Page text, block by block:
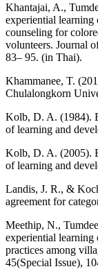
Khantajai, A.,
experiential learning
counseling for
volunteers. Journal
83– 95. (in Thai).
Khammanee, T.
Chulalongkorn
Kolb, D. A. (1984).
of learning and
Kolb, D. A. (2005).
of learning and
Landis, J. R., &
agreement for
Meethip, N.,
experiential learning
practices among
45(Special Issue),